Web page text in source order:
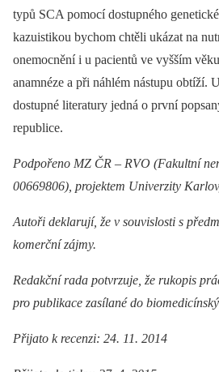
typů SCA pomocí dostupného
kazuistikou bychom chtěli ukázat na
onemocnění i u pacientů ve vyšším
anamnéze a při náhlém nástupu obtíží.
dostupné literatury jedná o první
republice.
Podpořeno MZ ČR –⁠ RVO (Fakultní
00669806), projektem Univerzity
Autoři deklarují, že v souvislosti s
komerční zájmy.
Redakční rada potvrzuje, že rukopis
pro publikace zasílané do
Přijato k recenzi: 24. 11. 2014